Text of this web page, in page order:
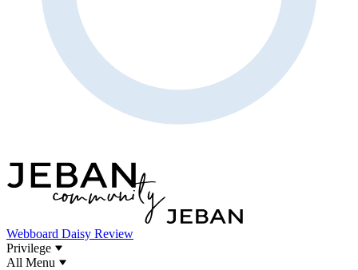
Webboard Daisy Review
Privilege
All Menu